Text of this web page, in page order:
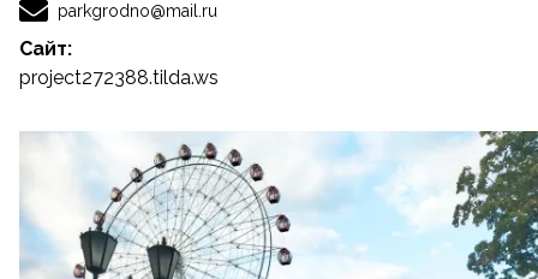
parkgrodno@mail.ru
Сайт:
project272388.tilda.ws